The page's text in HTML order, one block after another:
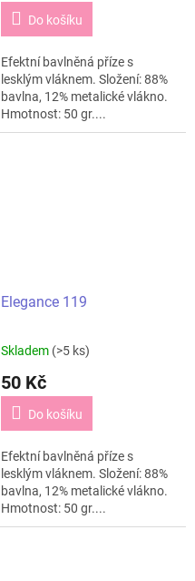
Do košíku
Efektní bavlněná příze s
lesklým vláknem. Složení: 88%
bavlna, 12% metalické vlákno.
Hmotnost: 50 gr....
Elegance 119
Skladem (>5 ks)
50 Kč
Do košíku
Efektní bavlněná příze s
lesklým vláknem. Složení: 88%
bavlna, 12% metalické vlákno.
Hmotnost: 50 gr....